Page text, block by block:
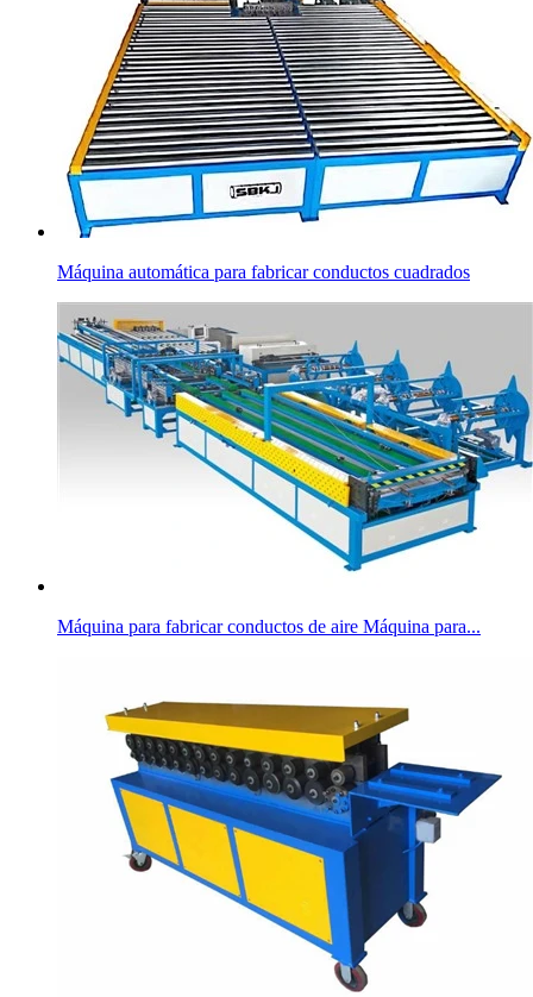
Máquina automática para fabricar conductos cuadrados
Máquina para fabricar conductos de aire Máquina para...